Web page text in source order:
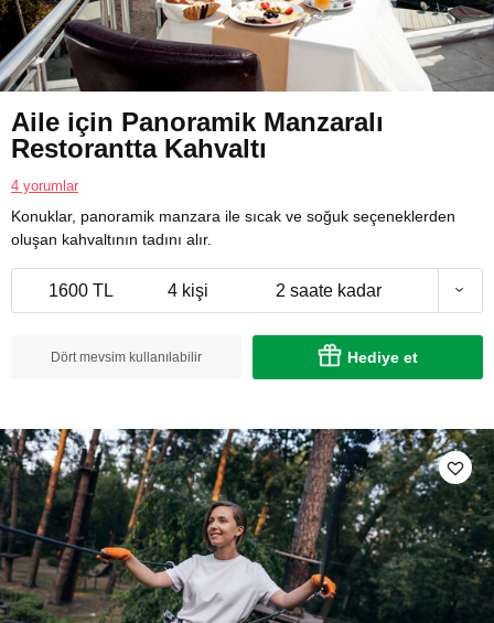
Aile için Panoramik Manzaralı
Restorantta Kahvaltı
4 yorumlar
Konuklar, panoramik manzara ile sıcak ve soğuk seçeneklerden
oluşan kahvaltının tadını alır.
1600 TL 4 kişi 2 saate kadar
Dört mevsim kullanılabilir Hediye et